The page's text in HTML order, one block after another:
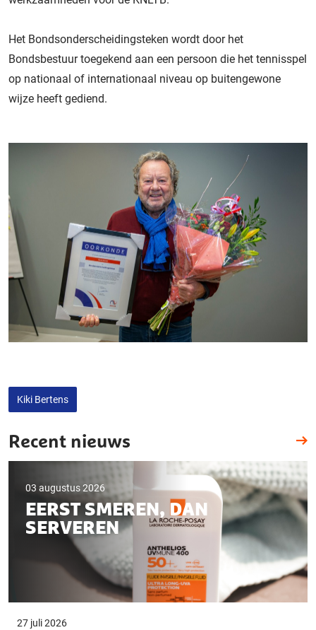
Het Bondsonderscheidingsteken wordt door het
Bondsbestuur toegekend aan een persoon die het tennisspel
op nationaal of internationaal niveau op buitengewone
wijze heeft gediend.
Kiki Bertens
Recent nieuws
03 augustus 2026
EERST SMEREN, DAN
SERVEREN
27 juli 2026